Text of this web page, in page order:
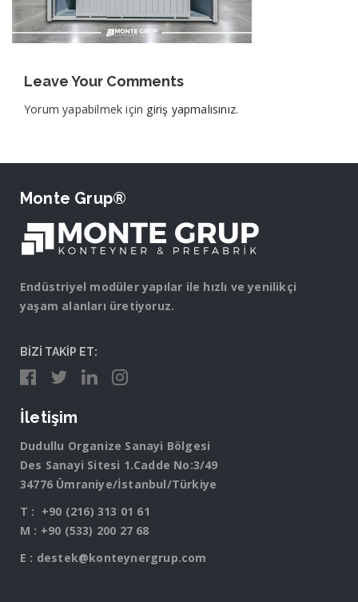
Leave Your Comments
Yorum yapabilmek için giriş yapmalısınız.
Monte Grup®
Endüstriyel modüler yapılar ile hızlı ve yenilikçi
yaşam alanları üretiyoruz.
BİZİ TAKİP ET:
İletişim
Dudullu Organize Sanayi Bölgesi
Des Sanayi Sitesi 1.Cadde No:3/49
34776 Ümraniye/İstanbul/Türkiye
T : +90 (216) 313 01 61
M : +90 (533) 200 27 68
E : destek@konteynergrup.com